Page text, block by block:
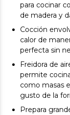
para cocinar
de madera y
Cocción
calor de
perfecta sin
Freidora de
permite
como masas
gusto de la
Prepara